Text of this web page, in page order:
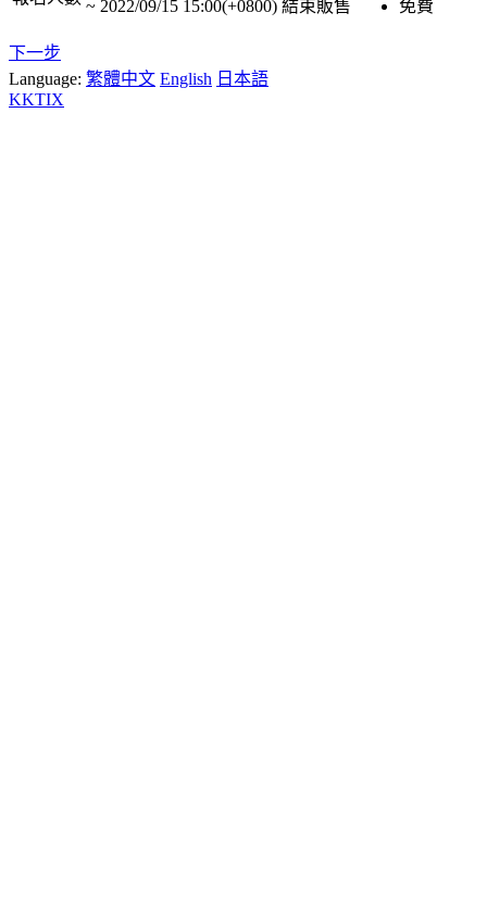
~ 2022/09/15 15:00(+0800) 結束販售 免費
下一步
Language: 繁體中文 English 日本語
KKTIX